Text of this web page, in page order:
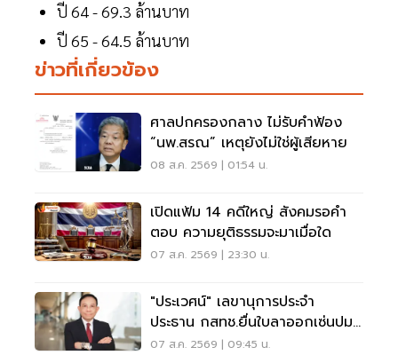
ปี 64 - 69.3 ล้านบาท
ปี 65 - 64.5 ล้านบาท
ข่าวที่เกี่ยวข้อง
ศาลปกครองกลาง ไม่รับคำฟ้อง
“นพ.สรณ” เหตุยังไม่ใช่ผู้เสียหาย
08 ส.ค. 2569 | 01:54 น.
เปิดแฟ้ม 14 คดีใหญ่ สังคมรอคำ
ตอบ ความยุติธรรมจะมาเมื่อใด
07 ส.ค. 2569 | 23:30 น.
"ประเวศน์" เลขานุการประจำ
ประธาน กสทช.ยื่นใบลาออกเซ่นปม
คุณสมบัตินพ.สรณ
07 ส.ค. 2569 | 09:45 น.